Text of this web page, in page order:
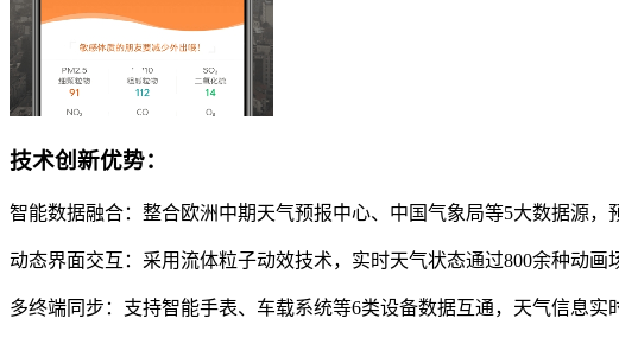
技术创新优势：
智能数据融合：整合欧洲中期天气预报中心、中国气象局等5大数据源，
动态界面交互：采用流体粒子动效技术，实时天气状态通过800余种动画
多终端同步：支持智能手表、车载系统等6类设备数据互通，天气信息实